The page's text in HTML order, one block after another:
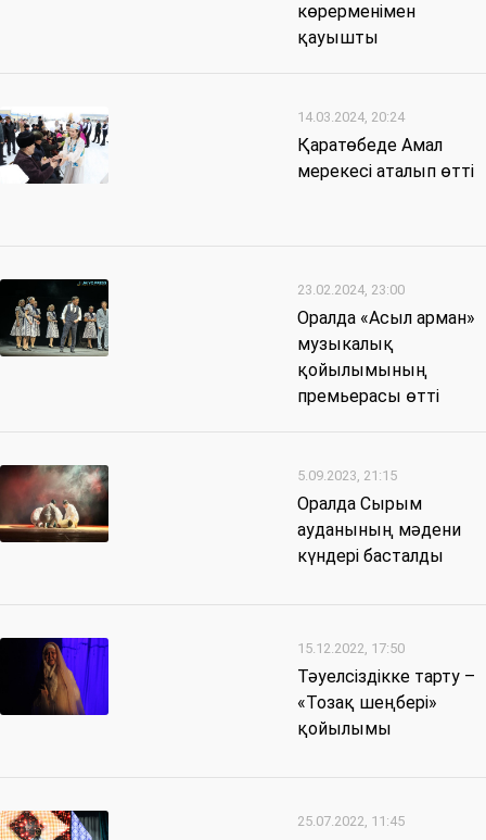
көрерменімен
қауышты
14.03.2024, 20:24
Қаратөбеде Амал
мерекесі аталып өтті
23.02.2024, 23:00
Оралда «Асыл арман»
музыкалық
қойылымының
премьерасы өтті
5.09.2023, 21:15
Оралда Сырым
ауданының мәдени
күндері басталды
15.12.2022, 17:50
Тәуелсіздікке тарту –
«Тозақ шеңбері»
қойылымы
25.07.2022, 11:45